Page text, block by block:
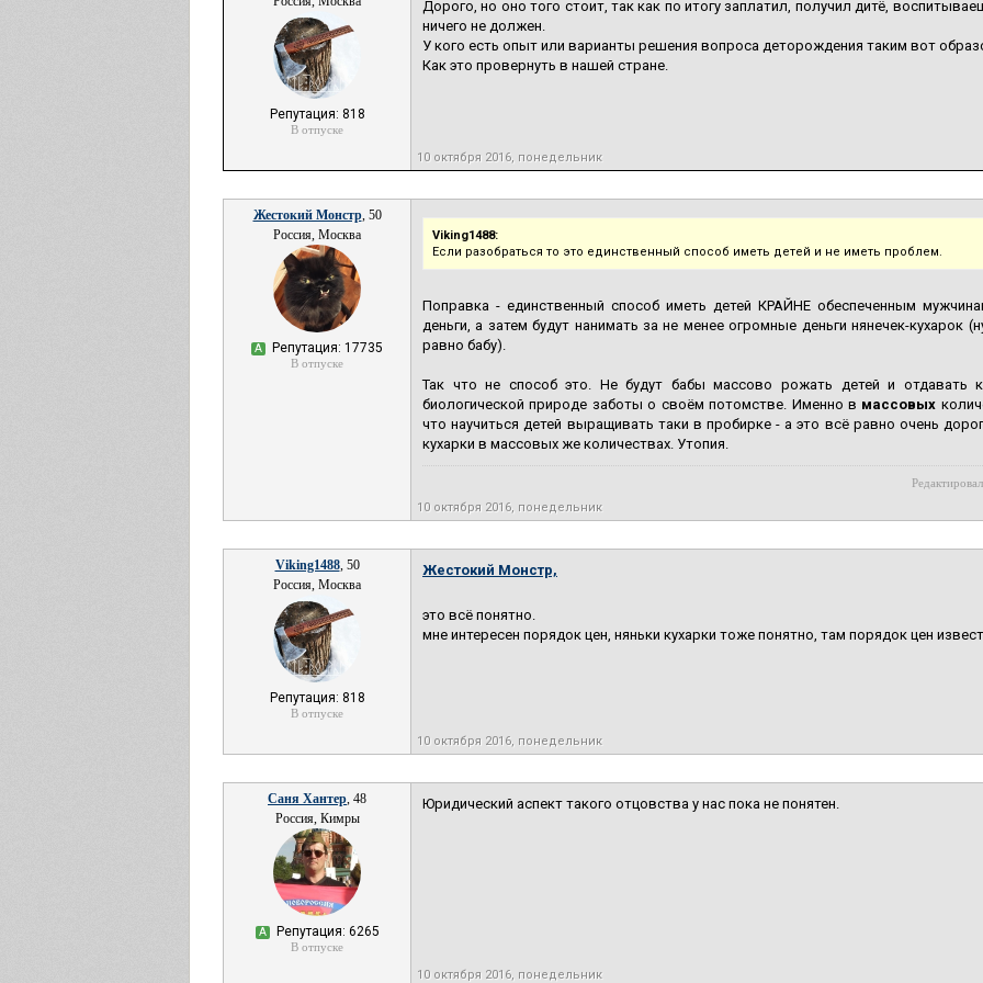
Репутация: 818
В отпуске
Дорого, но оно того стоит, так как по итогу заплатил, получил дитё,
ничего не должен.
У кого есть опыт или варианты решения вопроса деторождения таким вот
Как это провернуть в нашей стране.
10 октября 2016, понедельник
Жестокий Монстр, 50
Россия, Москва
А Репутация: 17735
В отпуске
Viking1488:
Если разобраться то это единственный способ иметь детей и не иметь проблем.
Поправка - единственный способ иметь детей КРАЙНЕ обеспеченным
деньги, а затем будут нанимать за не менее огромные деньги нянечек-кухарок
равно бабу).
Так что не способ это. Не будут бабы массово рожать детей и отдавать
биологической природе заботы о своём потомстве. Именно в массовых
что научиться детей выращивать таки в пробирке - а это всё равно очень
кухарки в массовых же количествах. Утопия.
10 октября 2016, понедельник
Viking1488, 50
Россия, Москва
Репутация: 818
В отпуске
Жестокий Монстр,
это всё понятно.
мне интересен порядок цен, няньки кухарки тоже понятно, там порядок цен
10 октября 2016, понедельник
Саня Хантер, 48
Россия, Кимры
А Репутация: 6265
В отпуске
Юридический аспект такого отцовства у нас пока не понятен.
10 октября 2016, понедельник